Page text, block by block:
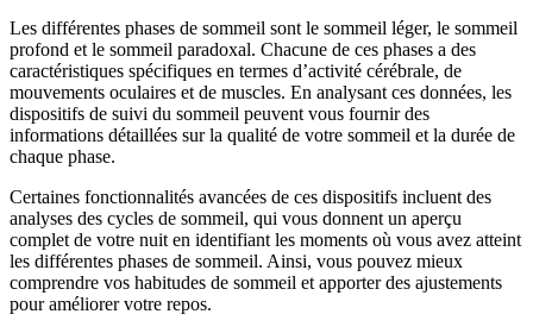
Les différentes phases de sommeil sont le sommeil léger, le sommeil
profond et le sommeil paradoxal. Chacune de ces phases a des
caractéristiques spécifiques en termes d’activité cérébrale, de
mouvements oculaires et de muscles. En analysant ces données, les
dispositifs de suivi du sommeil peuvent vous fournir des
informations détaillées sur la qualité de votre sommeil et la durée de
chaque phase.
Certaines fonctionnalités avancées de ces dispositifs incluent des
analyses des cycles de sommeil, qui vous donnent un aperçu
complet de votre nuit en identifiant les moments où vous avez atteint
les différentes phases de sommeil. Ainsi, vous pouvez mieux
comprendre vos habitudes de sommeil et apporter des ajustements
pour améliorer votre repos.